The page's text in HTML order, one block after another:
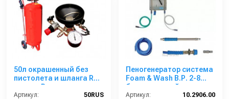
50л окрашенный без
пистолета и шланга RUS
аналог Procar
Артикул:
50RUS
Пеногенератор система
Foam & Wash B.Р. 2-8
бар, с подачей воздуха
Артикул:
10.2906.00